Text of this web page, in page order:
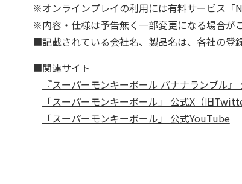
※オンラインプレイの利用には有料サービス「
※内容・仕様は予告無く一部変更になる場合が
■記載されている会社名、製品名は、各社の登
■関連サイト
『スーパーモンキーボール バナナランブル』
「スーパーモンキーボール」 公式X（旧
「スーパーモンキーボール」 公式YouTube